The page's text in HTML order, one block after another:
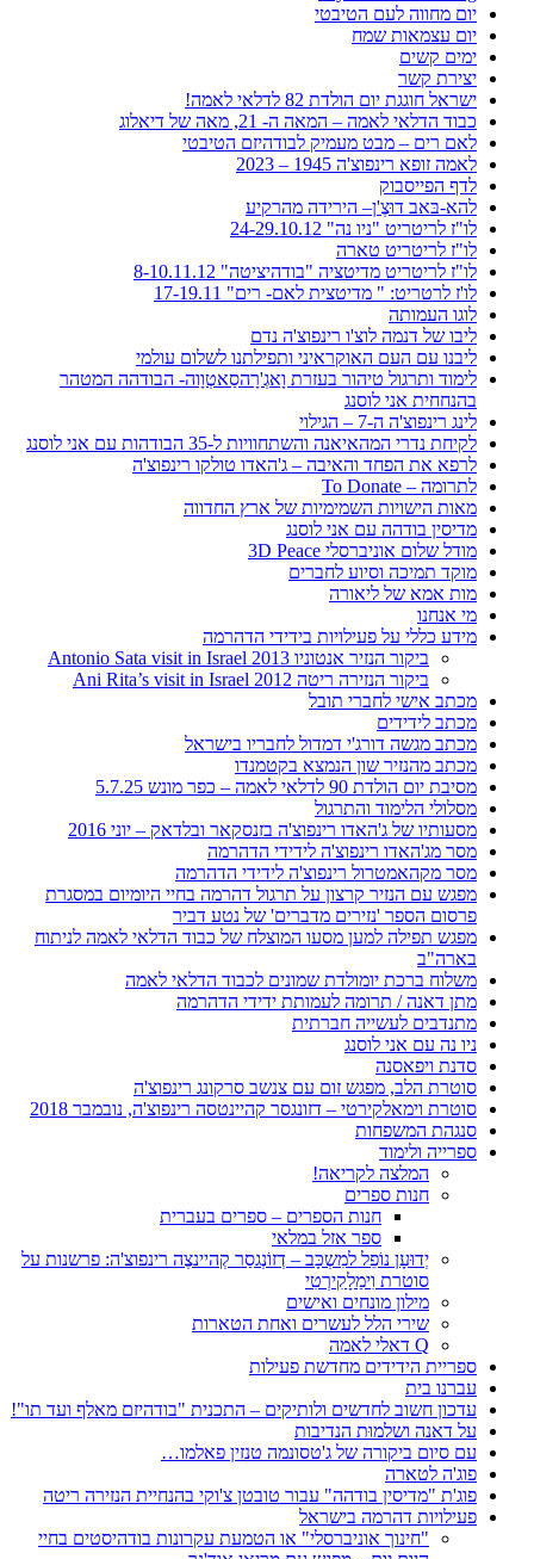
יום מחווה לעם הטיבטי
יום עצמאות שמח
ימים קשים
יצירת קשר
ישראל חוגגת יום הולדת 82 לדלאי לאמה!
כבוד הדלאי לאמה – המאה ה- 21, מאה של דיאלוג
לאם רים – מבט מעמיק לבודהיזם הטיבטי
לאמה זופא רינפוצ'ה 1945 – 2023
לדף הפייסבוק
להא-בּאב דוּצֶ'ן– הירידה מהרקיע
לו"ז לריטריט "ניו נה" 24-29.10.12
לו"ז לריטריט טארה
לו"ז לריטריט מדיטציה "בודהיציטה" 8-10.11.12
לו'ז לרטריט: " מדיטצית לאם- רים" 17-19.11
לוגו העמותה
ליבו של דנמה לוצ'ו רינפוצ'ה נדם
ליבנו עם העם האוקראיני ותפילתנו לשלום עולמי
לימוד ותרגול טיהור בעזרת וָאגְ'רָהסַאטְוָוה- הבודהה המטהר
בהנחחית אני לוסנג
לינג רינפוצ'ה ה-7 – הגילוי
לקיחת נדרי המהאיאנה והשתחוויות ל-35 הבודהות עם אני לוסנג
לרפא את הפחד והאיבה – ג'האדו טולקו רינפוצ'ה
לתרומה – To Donate
מאות הישויות השמימיות של ארץ החדווה
מדיסין בודהה עם אני לוסנג
מודל שלום אוניברסלי 3D Peace
מוקד תמיכה וסיוע לחברים
מות אמא של ליאורה
מי אנחנו
מידע כללי על פעילויות בידידי הדהרמה
ביקור הנזיר אנטוניו 2013 Antonio Sata visit in Israel
ביקור הנזירה ריטה 2012 Ani Rita’s visit in Israel
מכתב אישי לחברי תובל
מכתב לידידים
מכתב מגשה דורג'י דמדול לחבריו בישראל
מכתב מהנזיר שון הנמצא בקטמנדו
מסיבת יום הולדת 90 לדלאי לאמה – כפר מונש 5.7.25
מסלולי הלימוד והתרגול
מסעותיו של ג'האדו רינפוצ'ה בזנסקאר ובלדאק – יוני 2016
מסר מג'האדו רינפוצ'ה לידידי הדהרמה
מסר מקהאמטרול רינפוצ'ה לידידי הדהרמה
מפגש עם הנזיר קרצון על תרגול דהרמה בחיי היומיום במסגרת
פרסום הספר 'נזירים מדברים' של נטע דביר
מפגש תפילה למען מסעו המוצלח של כבוד הדלאי לאמה לניתוח
בארה"ב
משלוח ברכת יומולדת שמונים לכבוד הדלאי לאמה
מתן דאנה / תרומה לעמותת ידידי הדהרמה
מתנדבים לעשייה חברתית
ניו נה עם אני לוסנג
סדנת ויפאסנה
סוטרת הלב, מפגש זום עם צנשב סרקונג רינפוצ'ה
סוטרת וימאלקירטי – דזונגסר קהיינטסה רינפוצ'ה, נובמבר 2018
סנגהת המשפחות
ספרייה ולימוד
המלצה לקריאה!
חנות ספרים
חנות הספרים – ספרים בעברית
ספר אזל במלאי
יְדוּעָן נוֹפֵל למִשְכָּב – דְזוֹנְגסַר קְהיינצֶה רינפוצ'ה: פרשנות על
סוטרת וִימַלָקִירְטִי
מילון מונחים ואישים
שירי הלל לעשרים ואחת הטארות
Q דאלי לאמה
ספריית הידידים מחדשת פעילות
עברנו בית
עדכון חשוב לחדשים ולותיקים – התכנית "בודהיזם מאלף ועד תו"!
על דאנה ושלמוּת הנדיבות
עם סיום ביקורה של ג'טסונמה טנזין פאלמו…
פוג'ה לטארה
פוג'ת "מדיסין בודהה" עבור טובטן צ'וקי בהנחיית הנזירה ריטה
פעילויות דהרמה בישראל
"חינוך אוניברסלי" או הטמעת עקרונות בודהיסטים בחיי